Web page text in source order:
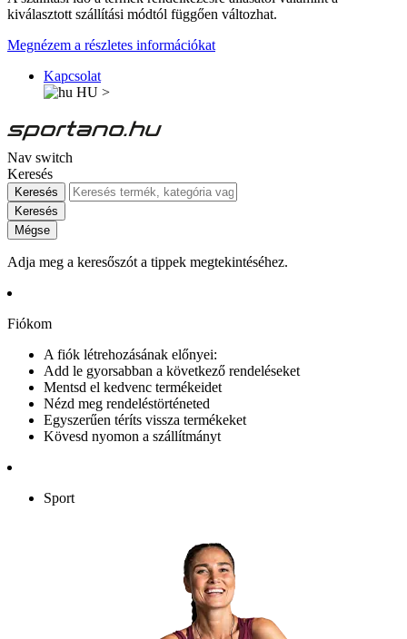
kiválasztott szállítási módtól függően változhat.
Megnézem a részletes információkat
Kapcsolat
HU >
Nav switch
Keresés
Keresés
Keresés
Mégse
Adja meg a keresőszót a tippek megtekintéséhez.
Fiókom
A fiók létrehozásának előnyei:
Add le gyorsabban a következő rendeléseket
Mentsd el kedvenc termékeidet
Nézd meg rendeléstörténeted
Egyszerűen téríts vissza termékeket
Kövesd nyomon a szállítmányt
Sport